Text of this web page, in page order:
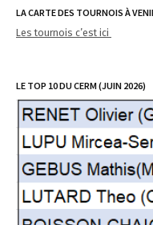
LA CARTE DES TOURNOIS À
Les tournois c’est ici
LE TOP 10 DU CERM (JUIN 2026)